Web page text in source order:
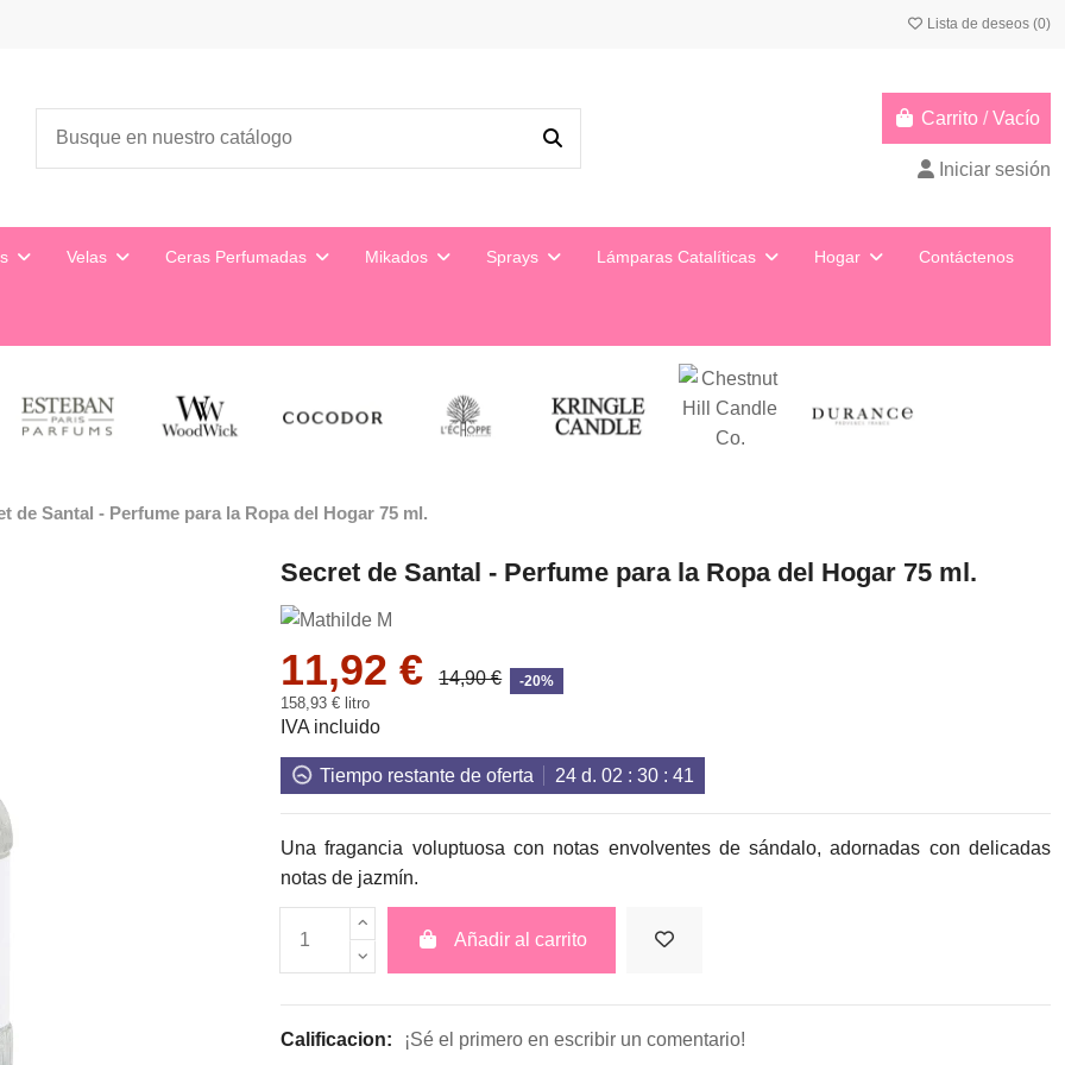
Lista de deseos (0)
Carrito /Vacío
Iniciar sesión
Velas Ceras Perfumadas Mikados Sprays Lámparas Catalíticas Hogar Contáctenos
de Santal - Perfume para la Ropa del Hogar 75 ml.
Secret de Santal - Perfume para la Ropa del Hogar 75 ml.
11,92 € 14,90 € -20%
158,93 € litro
IVA incluido
Tiempo restante de oferta 24d. 02 : 30: 41
Una fragancia voluptuosa con notas envolventes de sándalo, adornadas con delicadas
notas de jazmín.
Añadir al carrito
Calificacion: ¡Sé el primero en escribir un comentario!